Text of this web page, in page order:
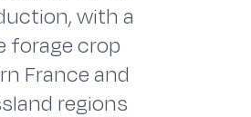
with a
forage crop
France and
regions